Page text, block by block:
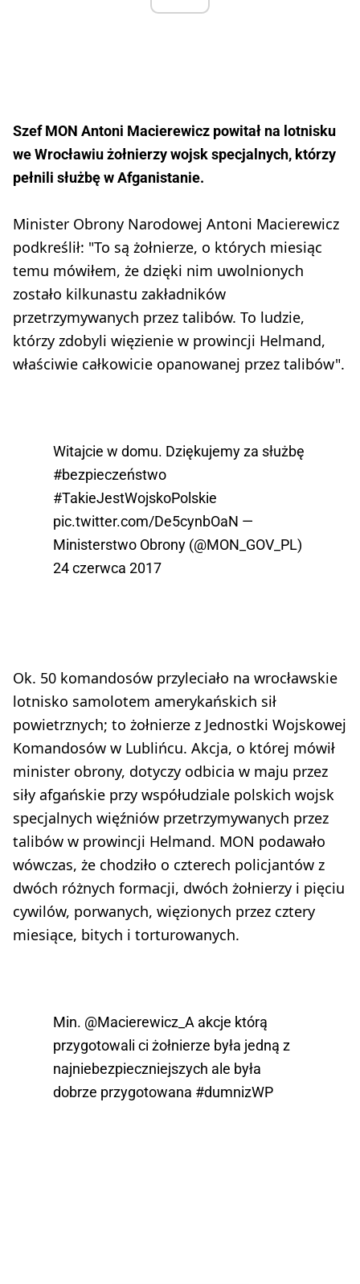
Szef MON Antoni Macierewicz powitał na lotnisku
we Wrocławiu żołnierzy wojsk specjalnych, którzy
pełnili służbę w Afganistanie.
Minister Obrony Narodowej Antoni Macierewicz
podkreślił: "To są żołnierze, o których miesiąc
temu mówiłem, że dzięki nim uwolnionych
zostało kilkunastu zakładników
przetrzymywanych przez talibów. To ludzie,
którzy zdobyli więzienie w prowincji Helmand,
właściwie całkowicie opanowanej przez talibów".
Witajcie w domu. Dziękujemy za służbę
#bezpieczeństwo
#TakieJestWojskoPolskie
pic.twitter.com/De5cynbOaN —
Ministerstwo Obrony (@MON_GOV_PL)
24 czerwca 2017
Ok. 50 komandosów przyleciało na wrocławskie
lotnisko samolotem amerykańskich sił
powietrznych; to żołnierze z Jednostki Wojskowej
Komandosów w Lublińcu. Akcja, o której mówił
minister obrony, dotyczy odbicia w maju przez
siły afgańskie przy współudziale polskich wojsk
specjalnych więźniów przetrzymywanych przez
talibów w prowincji Helmand. MON podawało
wówczas, że chodziło o czterech policjantów z
dwóch różnych formacji, dwóch żołnierzy i pięciu
cywilów, porwanych, więzionych przez cztery
miesiące, bitych i torturowanych.
Min. @Macierewicz_A akcje którą
przygotowali ci żołnierze była jedną z
najniebezpieczniejszych ale była
dobrze przygotowana #dumnizWP